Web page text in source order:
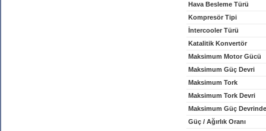
Hava Besleme Türü
Kompresör Tipi
İntercooler Türü
Katalitik Konvertör
Maksimum Motor Gücü
Maksimum Güç Devri
Maksimum Tork
Maksimum Tork Devri
Maksimum Güç
Güç / Ağırlık Oranı